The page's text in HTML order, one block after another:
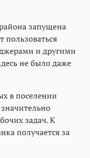
запущена
пользоваться
и другими
не было даже
в поселении
задач. К
получается за